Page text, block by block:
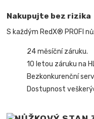
Nakupujte bez rizika
S každým RedX® PROFI
24 měsíční záruku.
10 letou záruku na
Bezkonkurenční
Dostupnost